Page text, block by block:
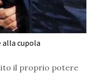
alla cupola
il proprio potere